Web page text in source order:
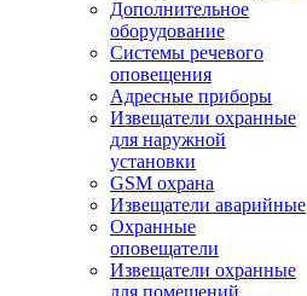
Дополнительное
оборудование
Системы речевого
оповещения
Адресные приборы
Извещатели охранные
для наружной
установки
GSM охрана
Извещатели аварийные
Охранные
оповещатели
Извещатели охранные
для помещений